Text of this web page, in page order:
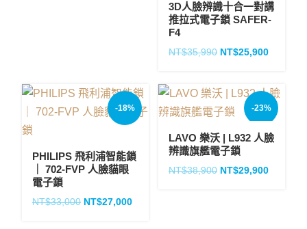
3D人臉辨識十合一對講
推拉式電子鎖 SAFER-
F4
NT$35,990 NT$25,900
-18%
PHILIPS 飛利浦智能鎖
｜ 702-FVP 人臉貓眼
電子鎖
NT$33,000 NT$27,000
-23%
LAVO 樂沃 | L932 人臉
辨識旗艦電子鎖
NT$38,900 NT$29,900